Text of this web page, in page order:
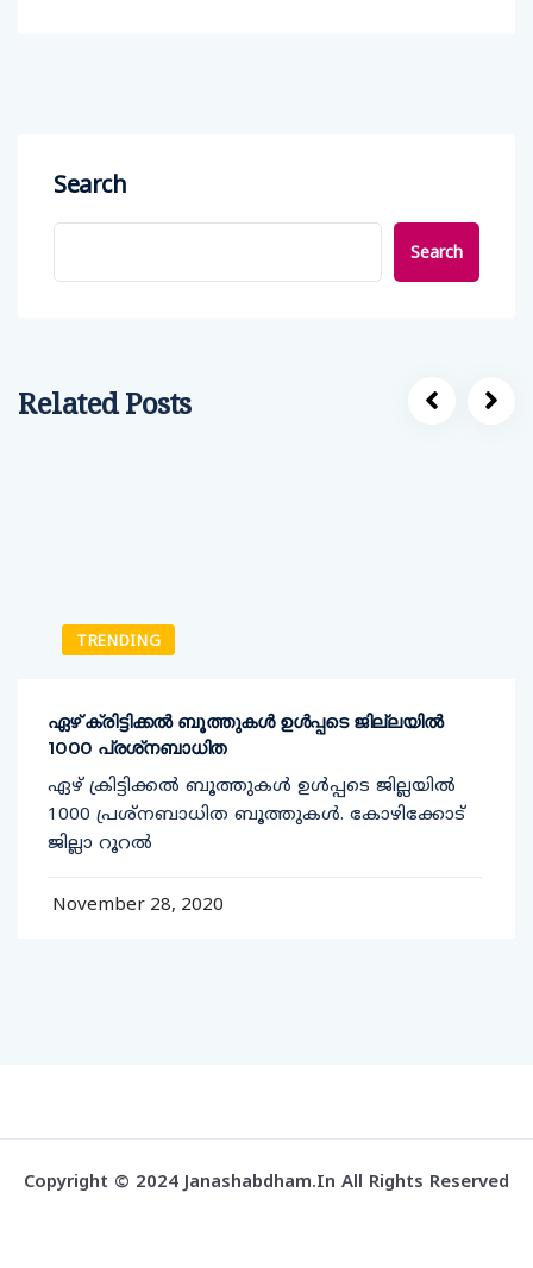
Search
Search
Related Posts
TRENDING
ഏഴ് ക്രിട്ടിക്കല്‍ ബൂത്തുകള്‍ ഉള്‍പ്പടെ ജില്ലയില്‍
1000 പ്രശ്‌നബാധിത
ഏഴ് ക്രിട്ടിക്കല്‍ ബൂത്തുകള്‍ ഉള്‍പ്പടെ ജില്ലയില്‍
1000 പ്രശ്‌നബാധിത ബൂത്തുകള്‍. കോഴിക്കോട്
ജില്ലാ റൂറല്‍
November 28, 2020
Copyright © 2024 Janashabdham.in All Rights Reserved